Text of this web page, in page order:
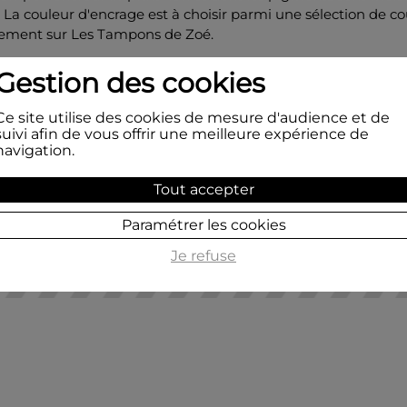
La couleur d'encrage est à choisir parmi une sélection de
sur Les Tampons de Zoé.
optez plus pourun pack de 4 tampons encreurs
dont vous pouvez également choisir l'appréciation à
des cookies
site utilise des cookies de mesure d'audience et de
afin de vous offrir une meilleure expérience de
Tout accepter
Paramétrer les cookies
Je refuse